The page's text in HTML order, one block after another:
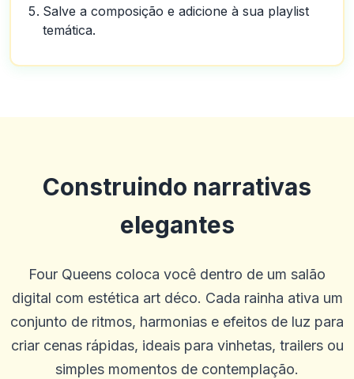
Salve a composição e adicione à sua playlist
temática.
Construindo narrativas
elegantes
Four Queens coloca você dentro de um salão
digital com estética art déco. Cada rainha ativa um
conjunto de ritmos, harmonias e efeitos de luz para
criar cenas rápidas, ideais para vinhetas, trailers ou
simples momentos de contemplação.